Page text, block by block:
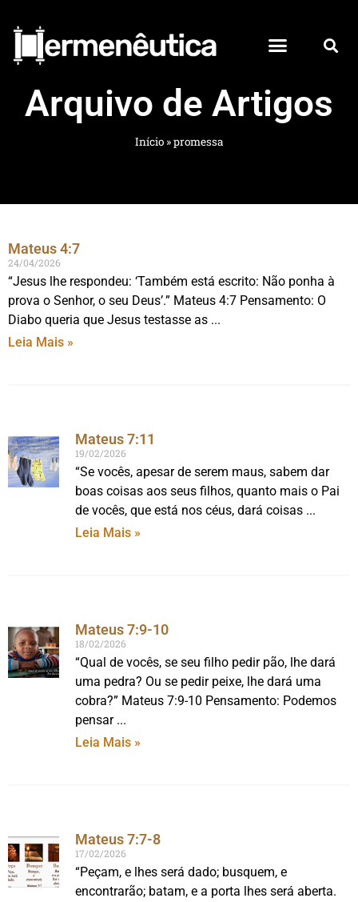
Arquivo de Artigos
Início»promessa
Mateus 4:7
24/04/2026
“Jesus lhe respondeu: ‘Também está escrito: Não ponha à
prova o Senhor, o seu Deus’.” Mateus 4:7 Pensamento: O
Diabo queria que Jesus testasse as
Leia Mais »
Mateus 7:11
19/02/2026
“Se vocês, apesar de serem maus, sabem dar
boas coisas aos seus filhos, quanto mais o Pai
de vocês, que está nos céus, dará coisas
Leia Mais »
Mateus 7:9-10
18/02/2026
“Qual de vocês, se seu filho pedir pão, lhe dará
uma pedra? Ou se pedir peixe, lhe dará uma
cobra?” Mateus 7:9-10 Pensamento: Podemos
pensar
Leia Mais »
Mateus 7:7-8
17/02/2026
“Peçam, e lhes será dado; busquem, e
encontrarão; batam, e a porta lhes será aberta.